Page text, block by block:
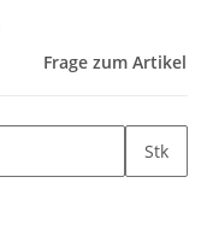
Frage zum Artikel
Stk